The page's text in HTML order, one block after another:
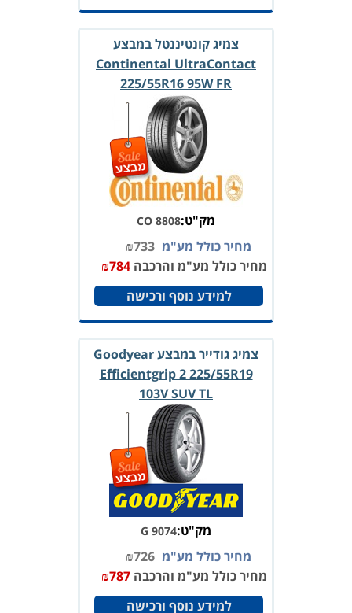
צמיג קונטיננטל במבצע
Continental UltraContact
225/55R16 95W FR
מק"ט:CO 8808
מחיר כולל מע"מ ₪733
מחיר כולל מע"מ והרכבה
₪784
למידע נוסף ורכישה
צמיג גודייר במבצע Goodyear
Efficientgrip 2 225/55R19
103V SUV TL
מק"ט:G 9074
מחיר כולל מע"מ ₪726
מחיר כולל מע"מ והרכבה
₪787
למידע נוסף ורכישה